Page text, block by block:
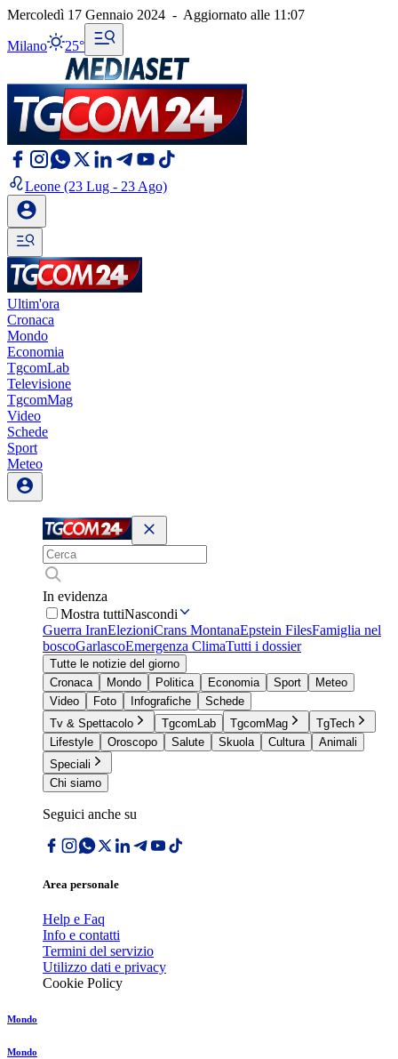
Mercoledì 17 Gennaio 2024 - Aggiornato alle 11:07
Milano 25°
Leone (23 Lug - 23 Ago)
Ultim'ora
Cronaca
Mondo
Economia
TgcomLab
Televisione
TgcomMag
Video
Schede
Sport
Meteo
In evidenza
Mostra tuttiNascondi
Guerra IranElezioniCrans MontanaEpstein FilesFamiglia nel
boscoGarlascoEmergenza ClimaTutti i dossier
Tutte le notizie del giorno
Cronaca
Mondo Politica Economia Sport
Meteo
Video
Foto Infografiche
Schede
Tv & Spettacolo
TgcomLab TgcomMag
TgTech
Lifestyle
Oroscopo Salute Skuola Cultura
Animali
Speciali
Chi siamo
Seguici anche su
Area personale
Help e Faq
Info e contatti
Termini del servizio
Utilizzo dati e privacy
Cookie Policy
Mondo
Mondo